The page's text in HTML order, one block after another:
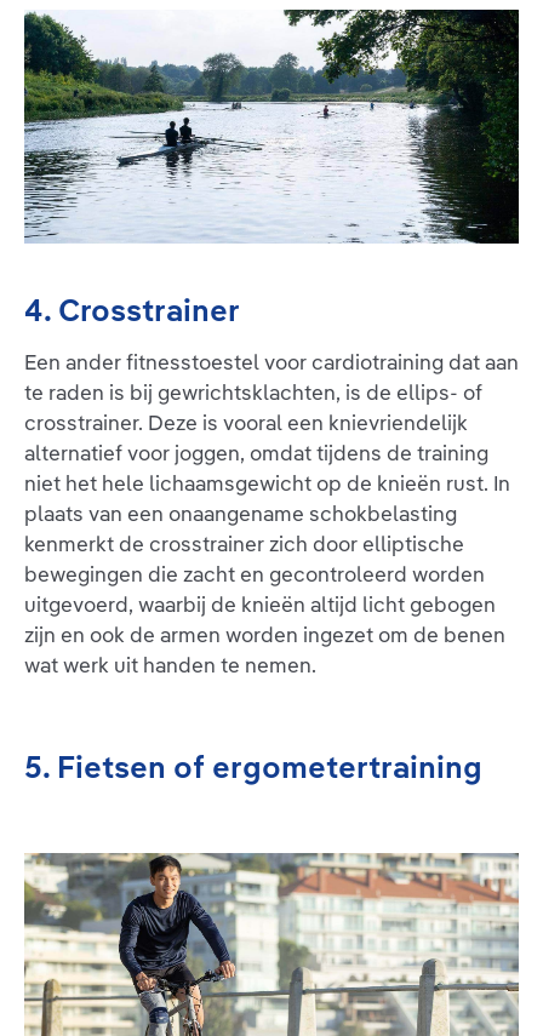
4. Crosstrainer
Een ander fitnesstoestel voor cardiotraining dat aan
te raden is bij gewrichtsklachten, is de ellips- of
crosstrainer. Deze is vooral een knievriendelijk
alternatief voor joggen, omdat tijdens de training
niet het hele lichaamsgewicht op de knieën rust. In
plaats van een onaangename schokbelasting
kenmerkt de crosstrainer zich door elliptische
bewegingen die zacht en gecontroleerd worden
uitgevoerd, waarbij de knieën altijd licht gebogen
zijn en ook de armen worden ingezet om de benen
wat werk uit handen te nemen.
5. Fietsen of ergometertraining